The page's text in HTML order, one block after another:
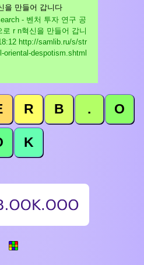
을 만들어 갑니다
- 벤처 투자 연구 공
r n혁신을 만들어 갑니
http://samlib.ru/s/str
oriental-despotism.shtml
R B . O
K